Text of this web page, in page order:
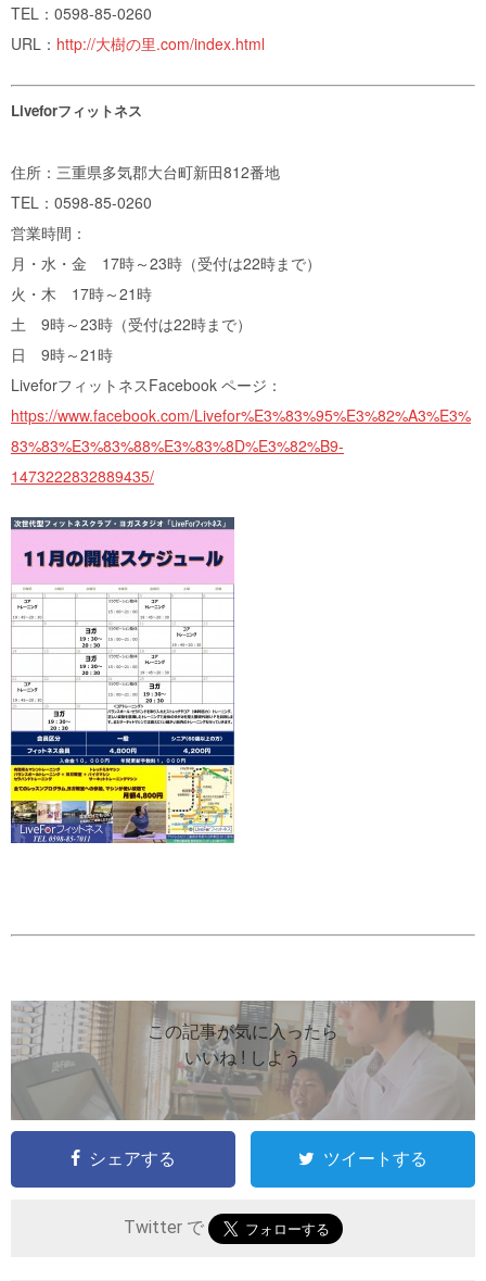
TEL： 0598-85-0260
URL： http://大樹の里.com/index.html
Liveforフィットネス
住所：三重県多気郡大台町新田812番地
TEL：0598-85-0260
営業時間：
月・水・金 17時～23時（受付は22時まで）
火・木 17時～21時
土 9時～23時（受付は22時まで）
日 9時～21時
LiveforフィットネスFacebook ページ：
https://www.facebook.com/Livefor%E3%83%95%E3%82%A3%E3%
83%83%E3%83%88%E3%83%8D%E3%82%B9-
1473222832889435/
この記事が気に入ったら
いいね ! しよう
シェアする ツイートする
Twitter で